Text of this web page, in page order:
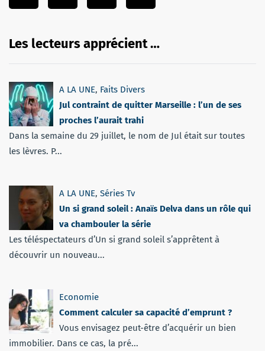
Les lecteurs apprécient …
A LA UNE, Faits Divers
Jul contraint de quitter Marseille : l’un de ses
proches l’aurait trahi
Dans la semaine du 29 juillet, le nom de Jul était sur toutes
les lèvres. P...
A LA UNE, Séries Tv
Un si grand soleil : Anaïs Delva dans un rôle qui
va chambouler la série
Les téléspectateurs d’Un si grand soleil s’apprêtent à
découvrir un nouveau...
Economie
Comment calculer sa capacité d’emprunt ?
Vous envisagez peut-être d’acquérir un bien
immobilier. Dans ce cas, la pré...